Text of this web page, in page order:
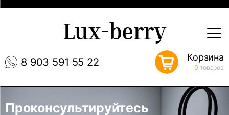
8 903 591 55 22
Lux-berry
Корзина
0 товаров
Проконсультируйтесь